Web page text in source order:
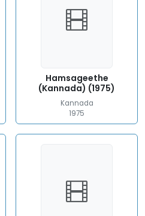
Hamsageethe
(Kannada) (1975)
Kannada
1975